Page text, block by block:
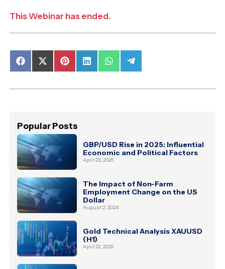
This Webinar has ended.
Share
on
Share
on
(Twitter)
Share
on
Share
on
Share
on
Share
on
Popular Posts
GBP/USD Rise in 2025: Influential
Economic and Political Factors
April 23, 2025
The Impact of Non-Farm
Employment Change on the US
Dollar
August 2, 2024
Gold Technical Analysis XAUUSD
(H1)
April 22, 2025